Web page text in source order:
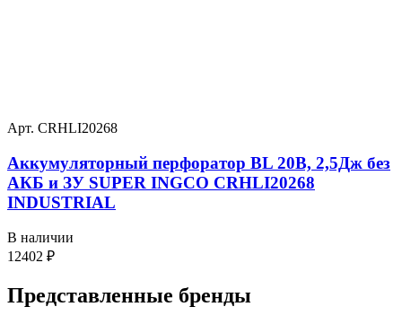
Арт. CRHLI20268
Аккумуляторный перфоратор BL 20В, 2,5Дж без
АКБ и ЗУ SUPER INGCO CRHLI20268
INDUSTRIAL
В наличии
12402 ₽
Представленные бренды